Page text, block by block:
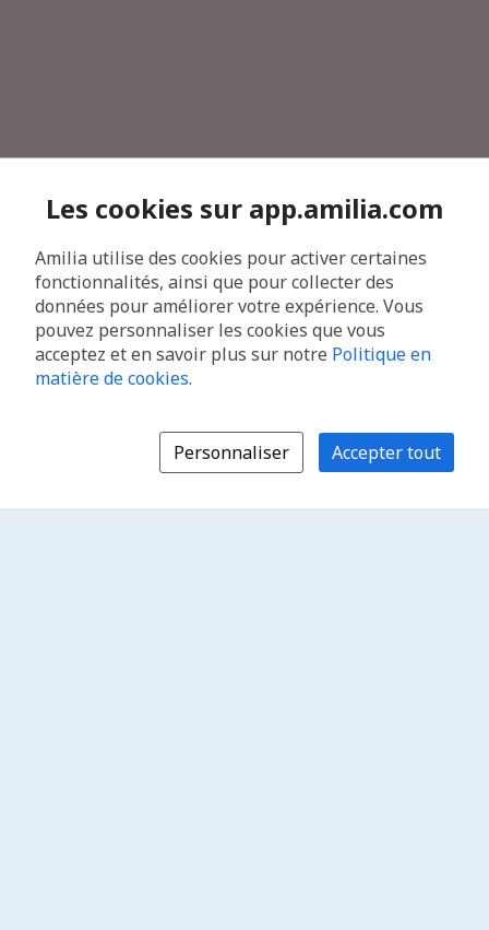
Les cookies sur app.amilia.com
Amilia utilise des cookies pour activer certaines
fonctionnalités, ainsi que pour collecter des
données pour améliorer votre expérience. Vous
pouvez personnaliser les cookies que vous
acceptez et en savoir plus sur notre Politique en
matière de cookies.
Personnaliser Accepter tout